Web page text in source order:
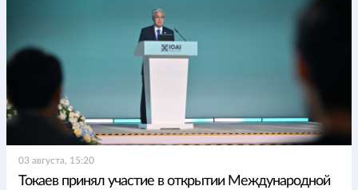
03 августа, 15:20
Токаев принял участие в открытии Международной